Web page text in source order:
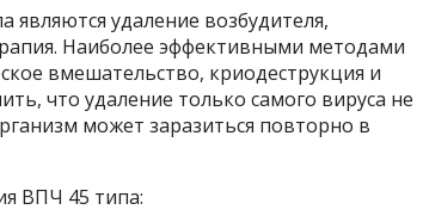
удаление возбудителя,
Наиболее эффективными методами
вмешательство, криодеструкция и
что удаление только самого вируса не
может заразиться повторно в
ВПЧ 45 типа: